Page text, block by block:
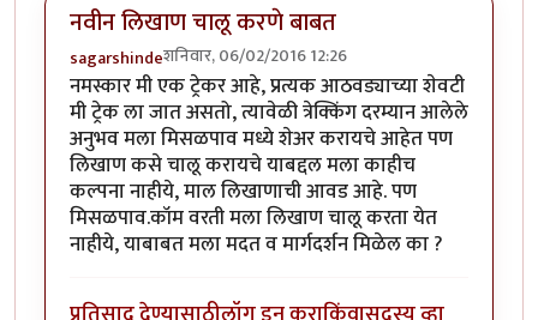
नवीन लिखाण चालू करणे बाबत
sagarshindeशनिवार, 06/02/2016 12:26
नमस्कार मी एक ट्रेकर आहे, प्रत्यक आठवड्याच्या शेवटी
मी ट्रेक ला जात असतो, त्यावेळी त्रेक्किंग दरम्यान आलेले
अनुभव मला मिसळपाव मध्ये शेअर करायचे आहेत पण
लिखाण कसे चालू करायचे याबद्दल मला काहीच
कल्पना नाहीये, माल लिखाणाची आवड आहे. पण
मिसळपाव.कॉम वरती मला लिखाण चालू करता येत
नाहीये, याबाबत मला मदत व मार्गदर्शन मिळेल का ?